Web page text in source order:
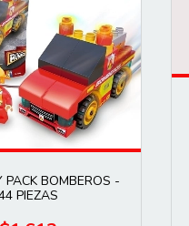
PACK BOMBEROS -
PIEZAS